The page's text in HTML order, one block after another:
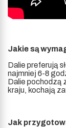
Jakie są
Dalie preferują
najmniej 6-8
Dalie pochodzą
kraju, kochają
Jak